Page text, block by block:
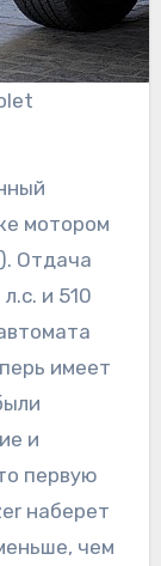
мотором
Отдача
и 510
имеет
и
первую
наберет
чем